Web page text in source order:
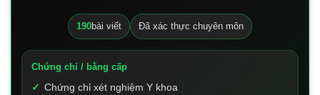
190bài viết Đã xác thực chuyên môn
Chứng chỉ / bằng cấp
Chứng chỉ xét nghiệm Y khoa